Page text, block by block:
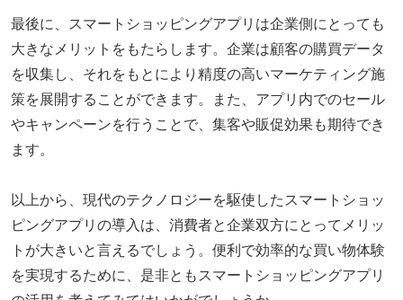
最後に、スマートショッピングアプリは企業側にとっても
大きなメリットをもたらします。企業は顧客の購買データ
を収集し、それをもとにより精度の高いマーケティング施
策を展開することができます。また、アプリ内でのセール
やキャンペーンを行うことで、集客や販促効果も期待でき
ます。
以上から、現代のテクノロジーを駆使したスマートショッ
ピングアプリの導入は、消費者と企業双方にとってメリッ
トが大きいと言えるでしょう。便利で効率的な買い物体験
を実現するために、是非ともスマートショッピングアプリ